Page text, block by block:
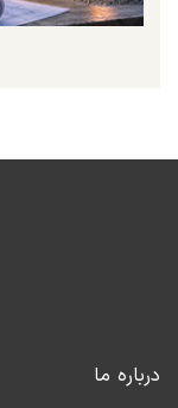
درباره ما